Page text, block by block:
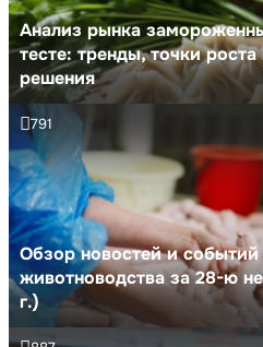
Анализ рынка
тесте: тренды, точки
решения
Обзор новостей и
животноводства за 28-ю
г.)
791